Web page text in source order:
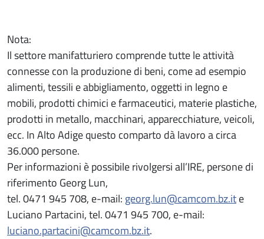
Nota:
Il settore manifatturiero comprende tutte le attività
connesse con la produzione di beni, come ad esempio
alimenti, tessili e abbigliamento, oggetti in legno e
mobili, prodotti chimici e farmaceutici, materie plastiche,
prodotti in metallo, macchinari, apparecchiature, veicoli,
ecc. In Alto Adige questo comparto dà lavoro a circa
36.000 persone.
Per informazioni è possibile rivolgersi all’IRE, persone di
riferimento Georg Lun,
tel. 0471 945 708, e-mail: georg.lun@camcom.bz.ite
Luciano Partacini, tel. 0471 945 700, e-mail:
luciano.partacini@camcom.bz.it.